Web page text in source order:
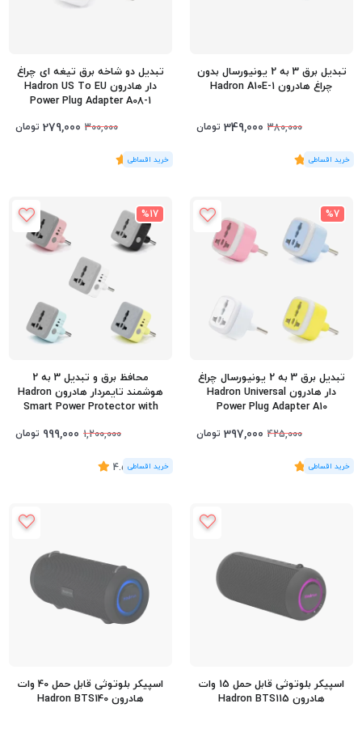
تبدیل برق 3 به 2 یونیورسال بدون
چراغ هادرون Hadron A10E-1
380,000
349,000 تومان
(3 رای)
4
تبدیل دو شاخه برق تیغه ای چراغ
دار هادرون Hadron US To EU
Power Plug Adapter A08-1
300,000
279,000 تومان
(1رای)
5
%7
تبدیل برق 3 به 2 یونیورسال چراغ
دار هادرون Hadron Universal
Power Plug Adapter A10
425,000
397,000 تومان
(3 رای)
4
%17
محافظ برق و تبدیل 3 به 2
هوشمند تایمر‌دار هادرون Hadron
Smart Power Protector with
1,200,000
999,000 تومان
(11 رای)
4.55
اسپیکر بلوتوثی قابل حمل 15 وات
هادرون Hadron BTS115
اسپیکر بلوتوثی قابل حمل 40 وات
هادرون Hadron BTS140